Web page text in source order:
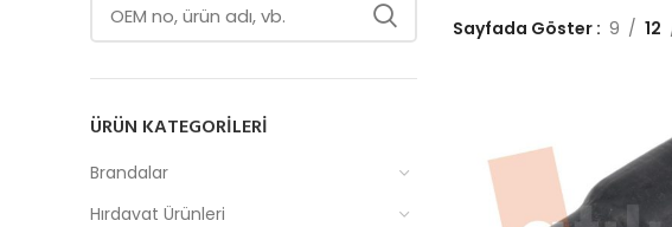
ÜRÜN KATEGORILERI
Brandalar
Hırdavat Ürünleri
Sayfada Göster
9 12